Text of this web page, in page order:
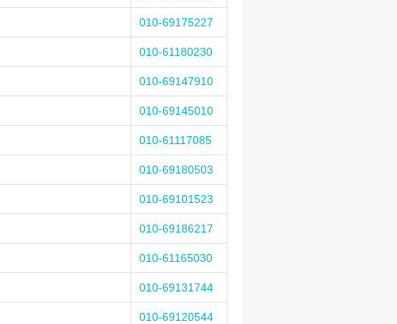
010-69175227
010-61180230
010-69147910
010-69145010
010-61117085
010-69180503
010-69101523
010-69186217
010-61165030
010-69131744
010-69120544